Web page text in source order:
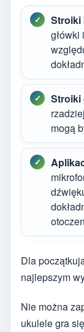
Stroiki
główki
Stroiki
mogą
Dla
najlepszym
Nie można
ukulele gra